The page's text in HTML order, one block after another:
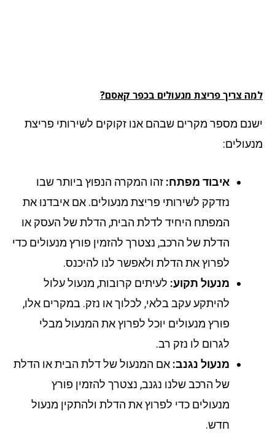
צריך פריצת מנעולים בכפר קאסם?
מספר מקרים שבהם אנו זקוקים לשירותי פריצת
איבוד מפתח:זהו המקרה הנפוץ ביותר שבו
נזדקק לשירותי פריצת מנעולים. אם איבדנו את
המפתח היחיד לדלת הבית, הדלת של העסק או
הדלת של הרכב, נצטרך להזמין פורץ מנעולים כדי
לפרוץ את הדלת ולאפשר לנו להיכנס.
מנעול תקוע:לעיתים קרובות, מנעול עלול
להיתקע עקב בלאי, לכלוך או נזק. במקרים אלו,
פורץ מנעולים יוכל לפרוץ את המנעול מבלי
לגרום לו נזק רב.
מנעול נגנב:אם המנעול של דלת הבית או הדלת
של הרכב שלנו נגנב, נצטרך להזמין פורץ
מנעולים כדי לפרוץ את הדלת ולהתקין מנעול
חדש.